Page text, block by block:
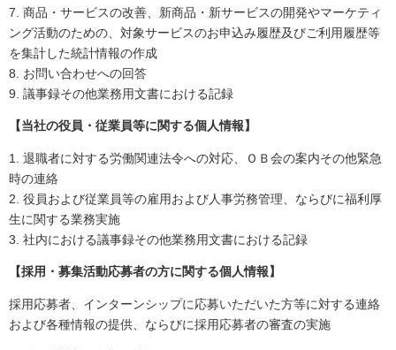
7. 商品・サービスの改善、新商品・新サービスの開発やマーケティ
ング活動のための、対象サービスのお申込み履歴及びご利用履歴等
を集計した統計情報の作成
8.
お問い合わせへの回答
9. 議事録その他業務用文書における記録
【当社の役員・従業員等に関する個人情報】
1.
退職者に対する労働関連法令への対応、ＯＢ会の案内その他緊急
時の連絡
2. 役員および従業員等の雇用および人事労務管理、ならびに福利厚
生に関する業務実施
3. 社内における議事録その他業務用文書における記録
【採用・募集活動応募者の方に関する個人情報】
採用応募者、インターンシップに応募いただいた方等に対する連絡
および各種情報の提供、ならびに採用応募者の審査の実施